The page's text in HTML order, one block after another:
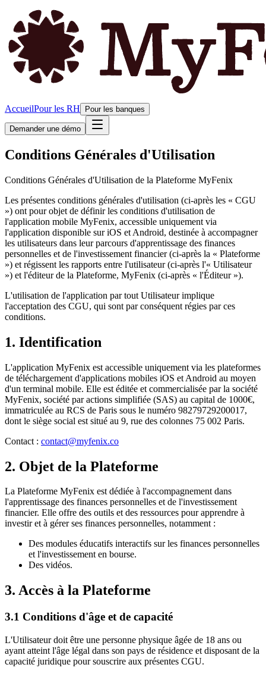
AccueilPour les RH Pour les banques
Demander une démo
Conditions Générales d'Utilisation
Conditions Générales d'Utilisation de la Plateforme MyFenix
Les présentes conditions générales d'utilisation (ci-après les « CGU
») ont pour objet de définir les conditions d'utilisation de
l'application mobile MyFenix, accessible uniquement via
l'application disponible sur iOS et Android, destinée à accompagner
les utilisateurs dans leur parcours d'apprentissage des finances
personnelles et de l'investissement financier (ci-après la « Plateforme
») et régissent les rapports entre l'utilisateur (ci-après l'« Utilisateur
») et l'éditeur de la Plateforme, MyFenix (ci-après « l'Éditeur »).
L'utilisation de l'application par tout Utilisateur implique
l'acceptation des CGU, qui sont par conséquent régies par ces
conditions.
1. Identification
L'application MyFenix est accessible uniquement via les plateformes
de téléchargement d'applications mobiles iOS et Android au moyen
d'un terminal mobile. Elle est éditée et commercialisée par la société
MyFenix, société par actions simplifiée (SAS) au capital de 1000€,
immatriculée au RCS de Paris sous le numéro 98279729200017,
dont le siège social est situé au 9, rue des colonnes 75 002 Paris.
Contact : contact@myfenix.co
2. Objet de la Plateforme
La Plateforme MyFenix est dédiée à l'accompagnement dans
l'apprentissage des finances personnelles et de l'investissement
financier. Elle offre des outils et des ressources pour apprendre à
investir et à gérer ses finances personnelles, notamment :
Des modules éducatifs interactifs sur les finances personnelles
et l'investissement en bourse.
Des vidéos.
3. Accès à la Plateforme
3.1 Conditions d'âge et de capacité
L'Utilisateur doit être une personne physique âgée de 18 ans ou
ayant atteint l'âge légal dans son pays de résidence et disposant de la
capacité juridique pour souscrire aux présentes CGU.